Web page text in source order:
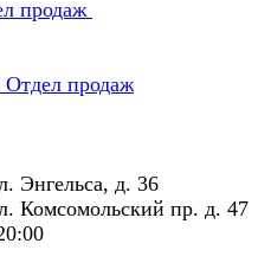
продаж
Отдел продаж
Энгельса, д. 36
Комсомольский пр. д. 47